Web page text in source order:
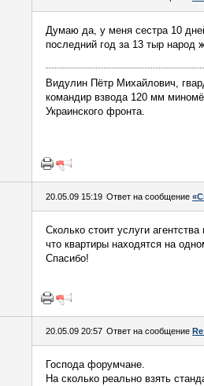
Думаю да, у меня сестра 10
последний год за 13 тыр народ
Видулин Пётр Михайлович,
командир взвода 120 мм
Украинского фронта.
20.05.09 15:19 Ответ на сообщение
Сколько стоит услуги
что квартиры находятся на
Спасибо!
20.05.09 20:57 Ответ на сообщение
Господа форумчане.
На сколько реально взять